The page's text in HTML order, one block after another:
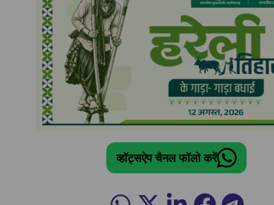
व्हॉट्सऐप चैनल फॉलो करें